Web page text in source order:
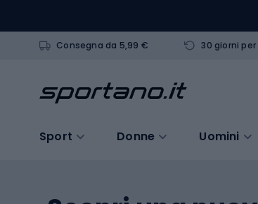
Consegna da 5,99 € 30 giorni per
Sport Donne Uomini